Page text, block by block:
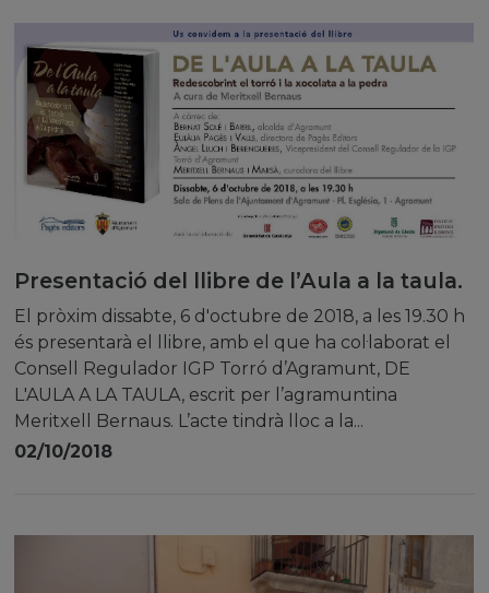
Presentació del llibre de l’Aula a la taula.
El pròxim dissabte, 6 d'octubre de 2018, a les 19.30 h
és presentarà el llibre, amb el que ha col·laborat el
Consell Regulador IGP Torró d’Agramunt, DE
L'AULA A LA TAULA, escrit per l’agramuntina
Meritxell Bernaus. L’acte tindrà lloc a la...
02/10/2018